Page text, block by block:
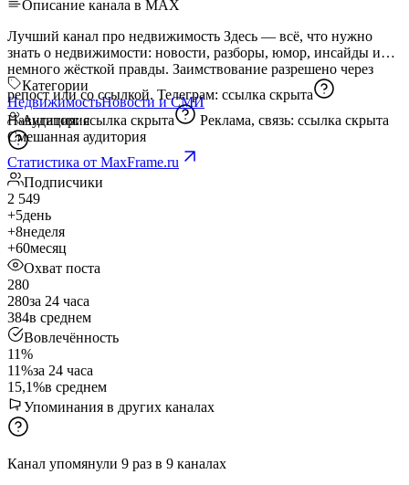
Описание канала в MAX
Лучший канал про недвижимость Здесь — всё, что нужно
знать о недвижимости: новости, разборы, юмор, инсайды и
немного жёсткой правды. Заимствование разрешено через
репост или со ссылкой. Телеграм: ссылка скрыта
Навигация:ссылка скрыта Реклама, связь: ссылка скрыта
Категории
НедвижимостьНовости и СМИ
Аудитория
Смешанная аудитория
Статистика от MaxFrame.ru
Подписчики
2 549
+5день
+8неделя
+60месяц
Охват поста
280
280за 24 часа
384в среднем
Вовлечённость
11%
11%за 24 часа
15,1%в среднем
Упоминания в других каналах
Канал упомянули 9 раз в 9 каналах